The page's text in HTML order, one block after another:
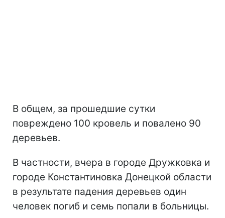
В общем, за прошедшие сутки
повреждено 100 кровель и повалено 90
деревьев.
В частности, вчера в городе Дружковка и
городе Константиновка Донецкой области
в результате падения деревьев один
человек погиб и семь попали в больницы.